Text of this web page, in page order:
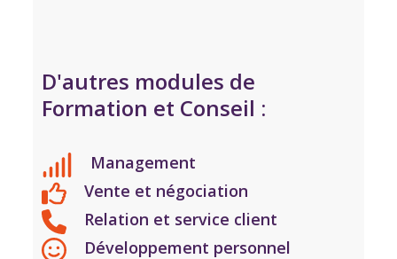
D'autres modules de
Formation et Conseil :
Management
Vente et négociation
Relation et service client
Développement personnel